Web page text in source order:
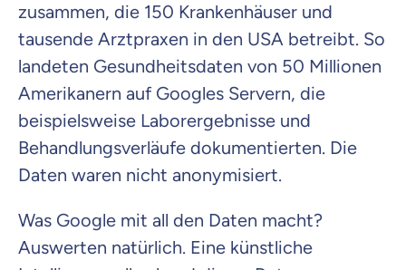
zusammen, die 150 Krankenhäuser und
tausende Arztpraxen in den USA betreibt. So
landeten Gesundheitsdaten von 50 Millionen
Amerikanern auf Googles Servern, die
beispielsweise Laborergebnisse und
Behandlungsverläufe dokumentierten. Die
Daten waren nicht anonymisiert.
Was Google mit all den Daten macht?
Auswerten natürlich. Eine künstliche